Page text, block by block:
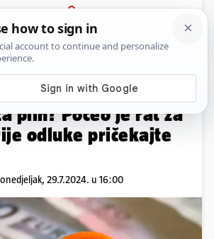
PRIJAVA
News Komentari
za nove
plin? Počeo je rat za
odluke pričekajte
29.7.2024. u 16:00